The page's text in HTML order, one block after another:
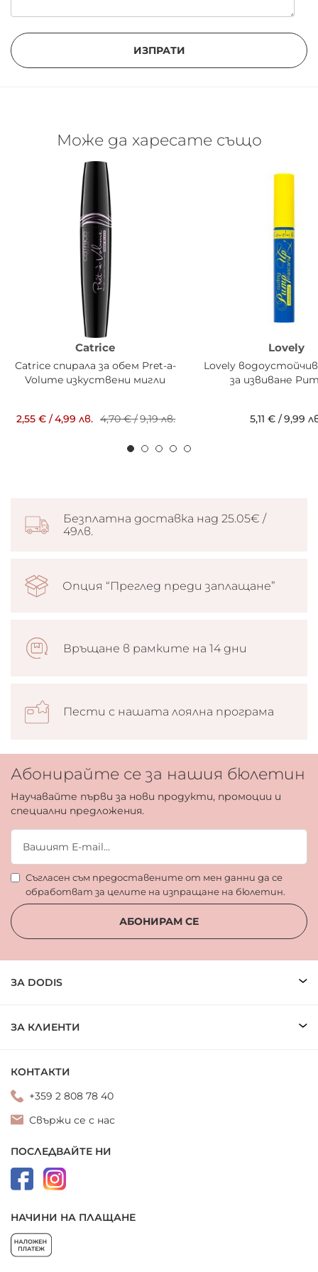
ИЗПРАТИ
Може да харесате също
Catrice
Catrice спирала за обем Pret-a-
Volume изкуствени мигли
2,55 € /4,99 лв. 4,70 €/9,19 лв.
Lovely
Lovely
за извиване
5,11 € /9,99
Безплатна доставка над 25.05€ /
49лв.
Опция “Преглед преди заплащане”
Връщане в рамките на 14 дни
Пести с нашата лоялна програма
Абонирайте се за нашия бюлетин
Научавайте първи за нови продукти, промоции и
специални предложения.
Съгласен съм предоставените от мен данни да се
обработват за целите на изпращане на бюлетин.
АБОНИРАМ СЕ
ЗА DODIS
ЗА КЛИЕНТИ
КОНТАКТИ
+359 2 808 78 40
Свържи се с нас
ПОСЛЕДВАЙТЕ НИ
НАЧИНИ НА ПЛАЩАНЕ